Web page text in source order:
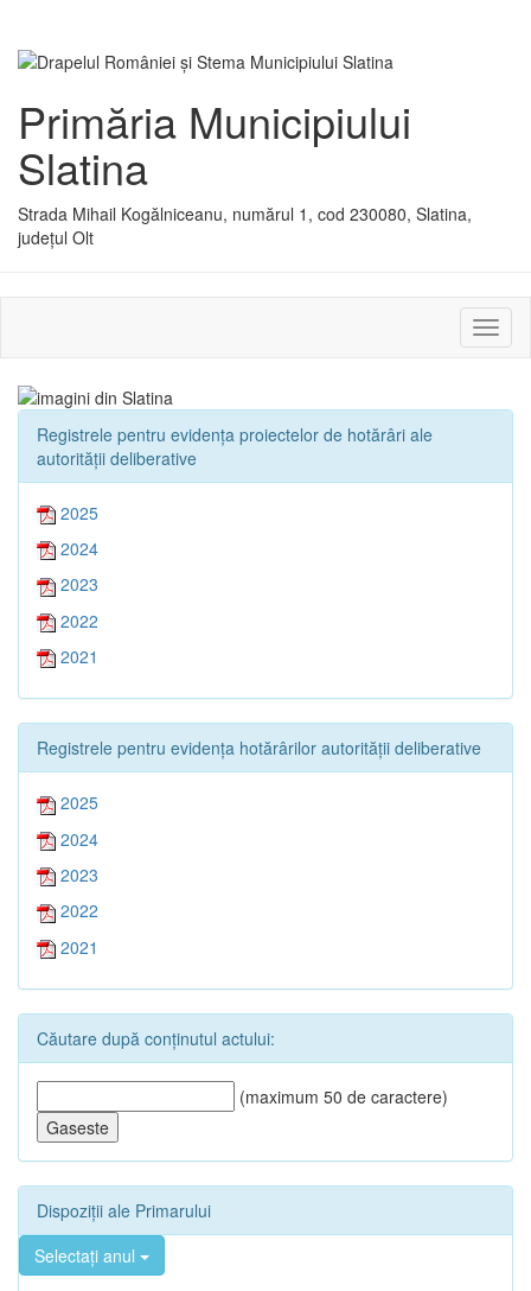
Primăria Municipiului
Slatina
Strada Mihail Kogălniceanu, numărul 1, cod 230080, Slatina,
județul Olt
sau
Registrele pentru evidența proiectelor de hotărâri ale
autorității deliberative
2025
2024
2023
2022
2021
Registrele pentru evidența hotărârilor autorității deliberative
2025
2024
2023
2022
2021
Căutare după conținutul actului:
(maximum 50 de caractere)
Dispoziții ale Primarului
Selectați anul